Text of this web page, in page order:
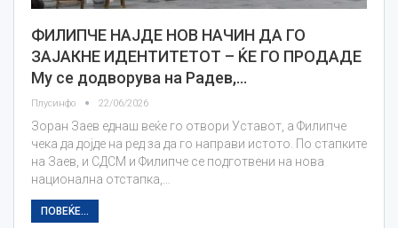
ФИЛИПЧЕ НАЈДЕ НОВ НАЧИН ДА ГО
ЗАЈАКНЕ ИДЕНТИТЕТОТ – ЌЕ ГО ПРОДАДЕ
Му се додворува на Радев,…
Плусинфо 22/06/2026
Зоран Заев еднаш веќе го отвори Уставот, а Филипче
чека да дојде на ред за да го направи истото. По стапките
на Заев, и СДСМ и Филипче се подготвени на нова
национална отстапка,…
ПОВЕЌЕ...